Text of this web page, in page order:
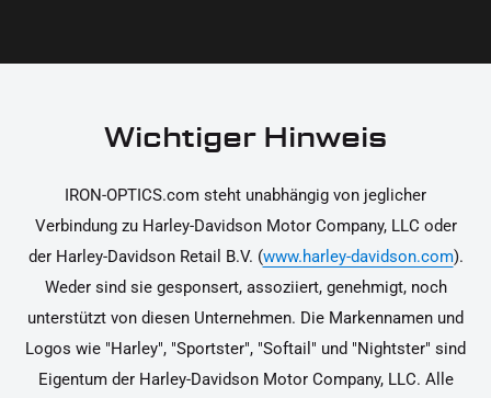
Rücksendung findest du in unseren
Wichtiger Hinweis
IRON-OPTICS.com steht unabhängig von jeglicher
Verbindung zu Harley-Davidson Motor Company, LLC oder
der Harley-Davidson Retail B.V. (www.harley-davidson.com).
Weder sind sie gesponsert, assoziiert, genehmigt, noch
unterstützt von diesen Unternehmen. Die Markennamen und
Logos wie "Harley", "Sportster", "Softail" und "Nightster" sind
Eigentum der Harley-Davidson Motor Company, LLC. Alle